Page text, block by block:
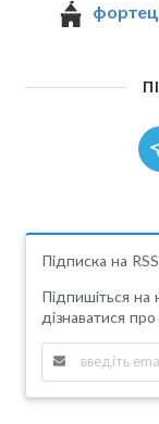
Підписка на
Підпишіться
дізнаватися про